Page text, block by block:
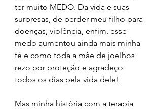
ter muito MEDO. Da vida e suas
surpresas, de perder meu filho para
doenças, violência, enfim, esse
medo aumentou ainda mais minha
fé e como toda a mãe de joelhos
rezo por proteção e agradeço
todos os dias pela vida dele!
Mas minha história com a terapia